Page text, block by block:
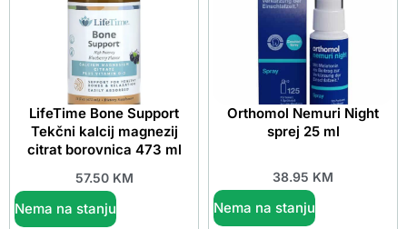
LifeTime Bone Support
Tekčni kalcij magnezij
citrat borovnica 473 ml
57.50 KM
Nema na stanju
Orthomol Nemuri Night
sprej 25 ml
38.95 KM
Nema na stanju